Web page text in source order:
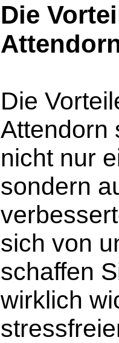
Die
Die
Attendorn
nicht nur
sondern
sich von
schaffen
wirklich